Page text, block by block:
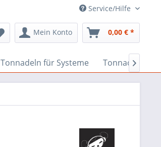
Service/Hilfe
Mein Konto 0,00 € *
Tonnadeln für Systeme Tonnadeln
